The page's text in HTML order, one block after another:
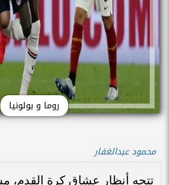
روما و بولونيا
محمود عبدالغفار
تتجه أنظار عشاق كرة القدم،